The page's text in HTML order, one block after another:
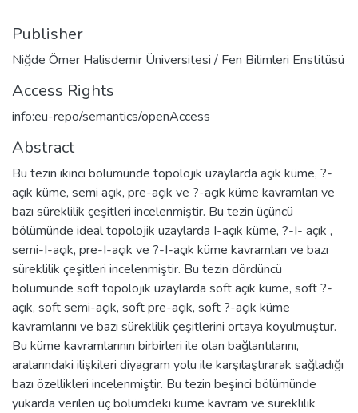
Publisher
Niğde Ömer Halisdemir Üniversitesi / Fen Bilimleri Enstitüsü
Access Rights
info:eu-repo/semantics/openAccess
Abstract
Bu tezin ikinci bölümünde topolojik uzaylarda açık küme, ?-
açık küme, semi açık, pre-açık ve ?-açık küme kavramları ve
bazı süreklilik çeşitleri incelenmiştir. Bu tezin üçüncü
bölümünde ideal topolojik uzaylarda I-açık küme, ?-I- açık ,
semi-I-açık, pre-I-açık ve ?-I-açık küme kavramları ve bazı
süreklilik çeşitleri incelenmiştir. Bu tezin dördüncü
bölümünde soft topolojik uzaylarda soft açık küme, soft ?-
açık, soft semi-açık, soft pre-açık, soft ?-açık küme
kavramlarını ve bazı süreklilik çeşitlerini ortaya koyulmuştur.
Bu küme kavramlarının birbirleri ile olan bağlantılarını,
aralarındaki ilişkileri diyagram yolu ile karşılaştırarak sağladığı
bazı özellikleri incelenmiştir. Bu tezin beşinci bölümünde
yukarda verilen üç bölümdeki küme kavram ve süreklilik